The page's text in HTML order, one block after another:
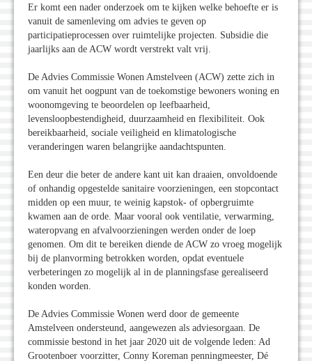
Er komt een nader onderzoek om te kijken welke behoefte er is
vanuit de samenleving om advies te geven op
participatieprocessen over ruimtelijke projecten. Subsidie die
jaarlijks aan de ACW wordt verstrekt valt vrij.
De Advies Commissie Wonen Amstelveen (ACW) zette zich in
om vanuit het oogpunt van de toekomstige bewoners woning en
woonomgeving te beoordelen op leefbaarheid,
levensloopbestendigheid, duurzaamheid en flexibiliteit. Ook
bereikbaarheid, sociale veiligheid en klimatologische
veranderingen waren belangrijke aandachtspunten.
Een deur die beter de andere kant uit kan draaien, onvoldoende
of onhandig opgestelde sanitaire voorzieningen, een stopcontact
midden op een muur, te weinig kapstok- of opbergruimte
kwamen aan de orde. Maar vooral ook ventilatie, verwarming,
wateropvang en afvalvoorzieningen werden onder de loep
genomen. Om dit te bereiken diende de ACW zo vroeg mogelijk
bij de planvorming betrokken worden, opdat eventuele
verbeteringen zo mogelijk al in de planningsfase gerealiseerd
konden worden.
De Advies Commissie Wonen werd door de gemeente
Amstelveen ondersteund, aangewezen als adviesorgaan. De
commissie bestond in het jaar 2020 uit de volgende leden: Ad
Grootenboer voorzitter, Conny Koreman penningmeester, Dé